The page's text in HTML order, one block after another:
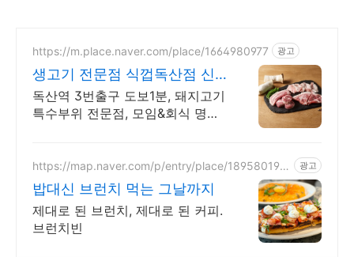
https://m.place.naver.com/place/1664980977 광고
생고기 전문점 식껍독산점 신
선한 생고기가 맛있는집
독산역 3번출구 도보1분, 돼지고기
특수부위 전문점, 모임&회식 명소,
https://map.naver.com/p/entry/place/189580199
광고
밥대신 브런치 먹는 그날까지
제대로 된 브런치, 제대로 된 커피.
브런치빈